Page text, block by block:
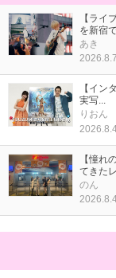
【ライ
を新宿
あき
2026.8.7
【イン
実写...
りおん
【憧れ
てきた
のん